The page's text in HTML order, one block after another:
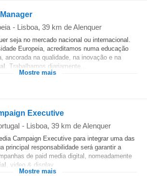
- Lisboa, 39 km de Alenquer
seja no mercado nacional ou internacional.
Europeia, acreditamos numa educação
ancorada na qualidade, na inovação e na
. Trabalhamos diariamente...
Mostre mais
Executive
- Lisboa, 39 km de Alenquer
Campaign Executive para integrar uma das
principal responsabilidade será garantir a
de paid media digital, nomeadamente
, video & display...
Mostre mais